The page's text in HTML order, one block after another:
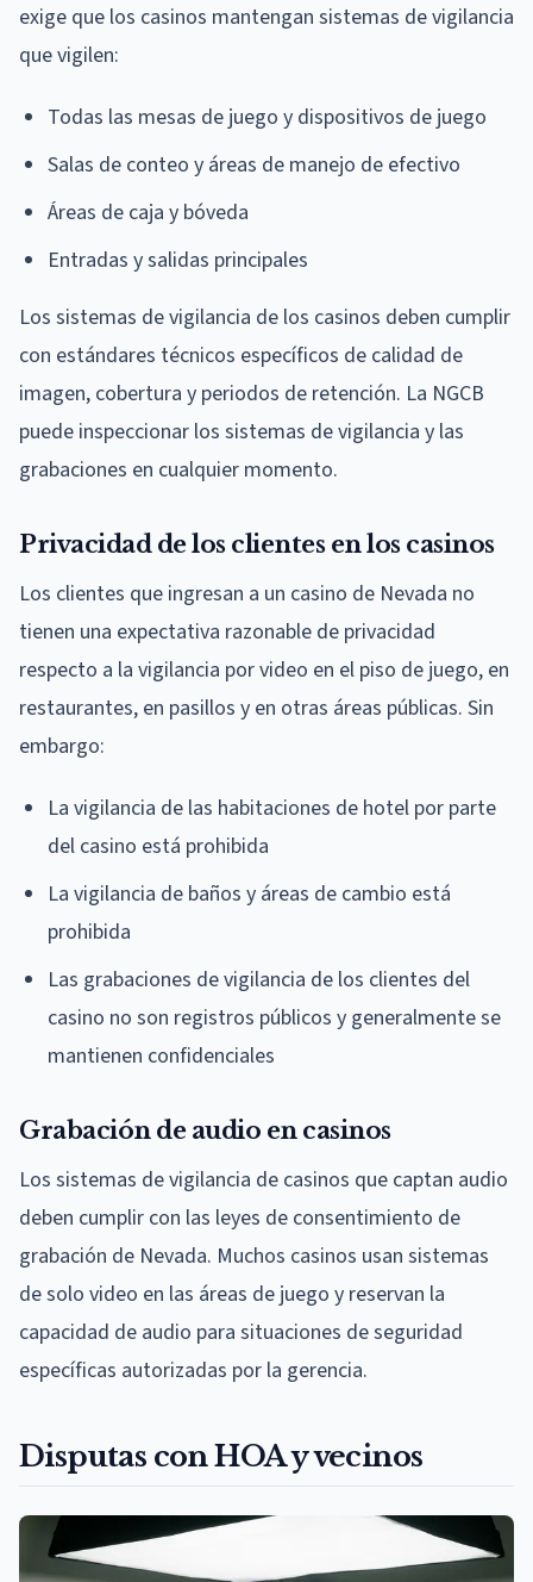
exige que los casinos mantengan sistemas de vigilancia
que vigilen:
Todas las mesas de juego y dispositivos de juego
Salas de conteo y áreas de manejo de efectivo
Áreas de caja y bóveda
Entradas y salidas principales
Los sistemas de vigilancia de los casinos deben cumplir
con estándares técnicos específicos de calidad de
imagen, cobertura y periodos de retención. La NGCB
puede inspeccionar los sistemas de vigilancia y las
grabaciones en cualquier momento.
Privacidad de los clientes en los casinos
Los clientes que ingresan a un casino de Nevada no
tienen una expectativa razonable de privacidad
respecto a la vigilancia por video en el piso de juego, en
restaurantes, en pasillos y en otras áreas públicas. Sin
embargo:
La vigilancia de las habitaciones de hotel por parte
del casino está prohibida
La vigilancia de baños y áreas de cambio está
prohibida
Las grabaciones de vigilancia de los clientes del
casino no son registros públicos y generalmente se
mantienen confidenciales
Grabación de audio en casinos
Los sistemas de vigilancia de casinos que captan audio
deben cumplir con las leyes de consentimiento de
grabación de Nevada. Muchos casinos usan sistemas
de solo video en las áreas de juego y reservan la
capacidad de audio para situaciones de seguridad
específicas autorizadas por la gerencia.
Disputas con HOA y vecinos